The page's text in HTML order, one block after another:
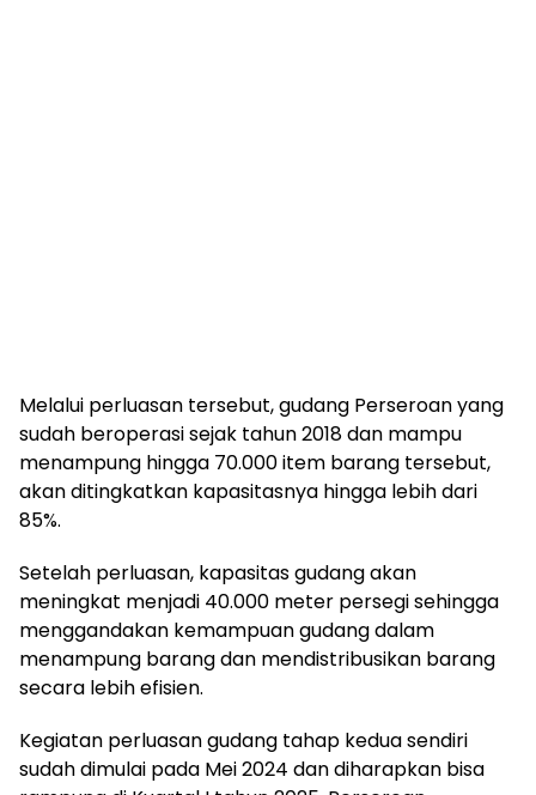
Melalui perluasan tersebut, gudang Perseroan yang
sudah beroperasi sejak tahun 2018 dan mampu
menampung hingga 70.000 item barang tersebut,
akan ditingkatkan kapasitasnya hingga lebih dari
85%.
Setelah perluasan, kapasitas gudang akan
meningkat menjadi 40.000 meter persegi sehingga
menggandakan kemampuan gudang dalam
menampung barang dan mendistribusikan barang
secara lebih efisien.
Kegiatan perluasan gudang tahap kedua sendiri
sudah dimulai pada Mei 2024 dan diharapkan bisa